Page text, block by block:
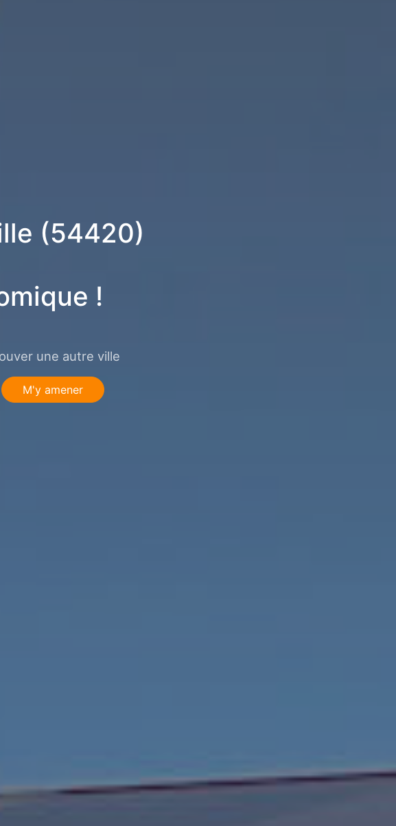
(54420)
!
une autre ville
M'y amener